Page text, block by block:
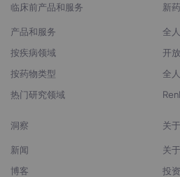
临床前产品和服务
产品和服务
按疾病领域
按药物类型
热门研究领域
新
全
开
全
洞察
新闻
博客
关
关
投